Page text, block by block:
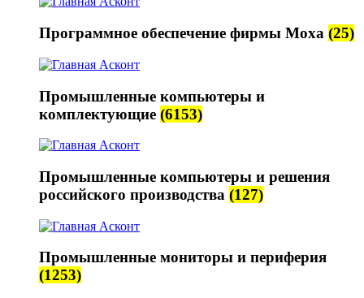
Программное обеспечение фирмы Moxa (25)
Промышленные компьютеры и
комплектующие (6153)
Промышленные компьютеры и решения
российского производства (127)
Промышленные мониторы и периферия
(1253)